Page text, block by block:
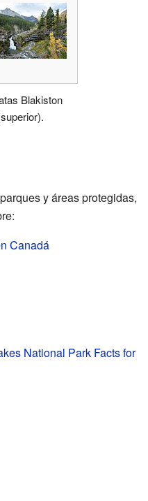
Blakiston
y áreas protegidas,
Canadá
National Park Facts for